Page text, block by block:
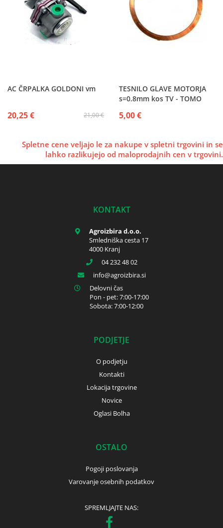
AC ČRPALKA GOLDONI vm
21,00 €
20,25 €
TESNILO GLAVE MOTORJA
s=0.8mm kos TV - TOMO
LOMBARDINI
5,00 €
Spletne cene veljajo le za nakupe v spletni trgovini in se
lahko razlikujejo od maloprodajnih cen v trgovini.
KONTAKT
Agroizbira d.o.o.
Smledniška cesta 17
4000 Kranj
04 232 48 02
info
agroizbira.si
Delovni čas
Pon - pet: 7:00-17:00
Sobota: 7:00-12:00
PODJETJE
O podjetju
Kontakti
Lokacija trgovine
Novice
Oglasi Bolha
OSTALO
Pogoji poslovanja
Varovanje osebnih podatkov
SPREMLJAJTE NAS: